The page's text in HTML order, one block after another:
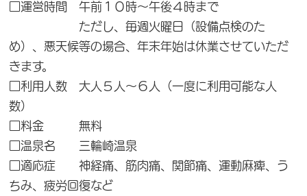
□運営時間 午前１０時～午後４時まで
ただし、毎週火曜日（設備点検のた
め）、悪天候等の場合、年末年始は休業させていただ
きます。
□利用人数 大人５人～６人（一度に利用可能な人
数）
□料金 無料
□温泉名 三輪崎温泉
□適応症 神経痛、筋肉痛、関節痛、運動麻痺、う
ちみ、疲労回復など